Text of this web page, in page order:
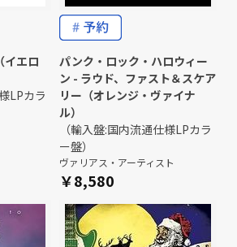
イエロ
LPカラ
パンク・ロック・ハロウィー
ン - ラウド、ファスト＆スケア
リー（オレンジ・ヴァイナ
ル）
（輸入盤:国内流通仕様LPカラ
ー盤）
ヴァリアス・アーティスト
￥8,580